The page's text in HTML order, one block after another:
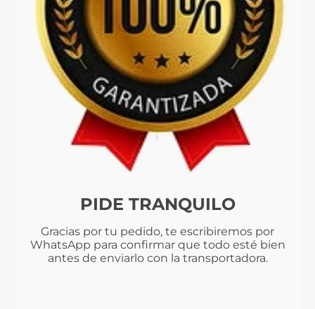
PIDE TRANQUILO
Gracias por tu pedido, te escribiremos por
WhatsApp para confirmar que todo esté bien
antes de enviarlo con la transportadora.